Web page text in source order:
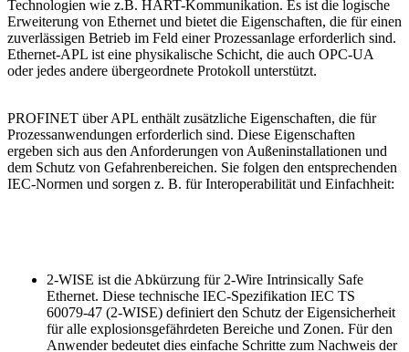
Technologien wie z.B. HART-Kommunikation. Es ist die logische
Erweiterung von Ethernet und bietet die Eigenschaften, die für einen
zuverlässigen Betrieb im Feld einer Prozessanlage erforderlich sind.
Ethernet-APL ist eine physikalische Schicht, die auch OPC-UA
oder jedes andere übergeordnete Protokoll unterstützt.
PROFINET über APL enthält zusätzliche Eigenschaften, die für
Prozessanwendungen erforderlich sind. Diese Eigenschaften
ergeben sich aus den Anforderungen von Außeninstallationen und
dem Schutz von Gefahrenbereichen. Sie folgen den entsprechenden
IEC-Normen und sorgen z. B. für Interoperabilität und Einfachheit:
2-WISE ist die Abkürzung für 2-Wire Intrinsically Safe
Ethernet. Diese technische IEC-Spezifikation IEC TS
60079-47 (2-WISE) definiert den Schutz der Eigensicherheit
für alle explosionsgefährdeten Bereiche und Zonen. Für den
Anwender bedeutet dies einfache Schritte zum Nachweis der